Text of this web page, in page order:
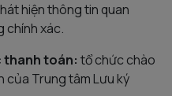
hiện thông tin quan
chính xác.
thanh toán: tổ chức chào
của Trung tâm Lưu ký